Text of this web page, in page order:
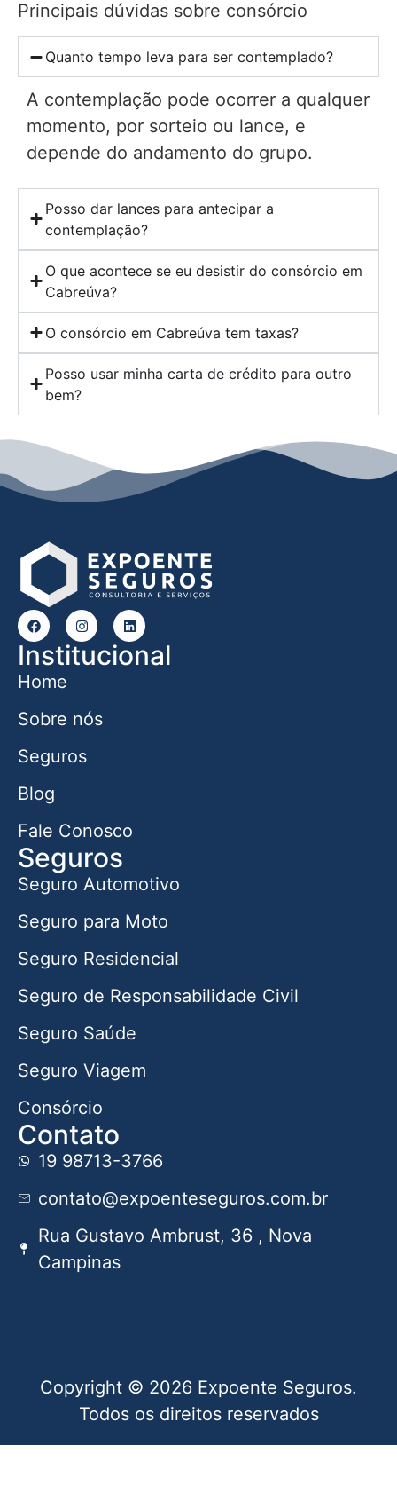
Principais dúvidas sobre consórcio
Quanto tempo leva para ser contemplado?
A contemplação pode ocorrer a qualquer
momento, por sorteio ou lance, e
depende do andamento do grupo.
Posso dar lances para antecipar a
contemplação?
O que acontece se eu desistir do consórcio em
Cabreúva?
O consórcio em Cabreúva tem taxas?
Posso usar minha carta de crédito para outro
bem?
Institucional
Home
Sobre nós
Seguros
Blog
Fale Conosco
Seguros
Seguro Automotivo
Seguro para Moto
Seguro Residencial
Seguro de Responsabilidade Civil
Seguro Saúde
Seguro Viagem
Consórcio
Contato
19 98713-3766
contato@expoenteseguros.com.br
Rua Gustavo Ambrust, 36 , Nova
Campinas
Copyright © 2026 Expoente Seguros.
Todos os direitos reservados